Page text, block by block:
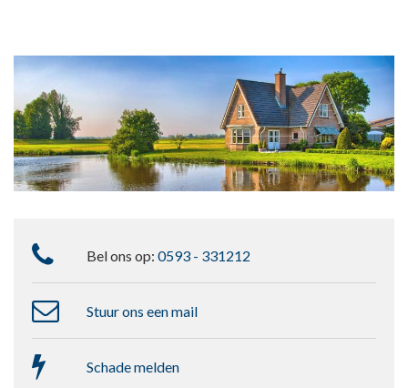
Bel ons op: 0593 - 331212
Stuur ons een mail
Schade melden